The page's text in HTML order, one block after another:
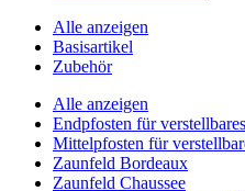
Alle anzeigen
Basisartikel
Zubehör
Alle anzeigen
Endpfosten für
Mittelpfosten für
Zaunfeld Bordeaux
Zaunfeld Chaussee